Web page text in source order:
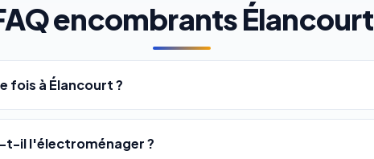
encombrants Élancourt
fois à Élancourt ?
t-il l'électroménager ?